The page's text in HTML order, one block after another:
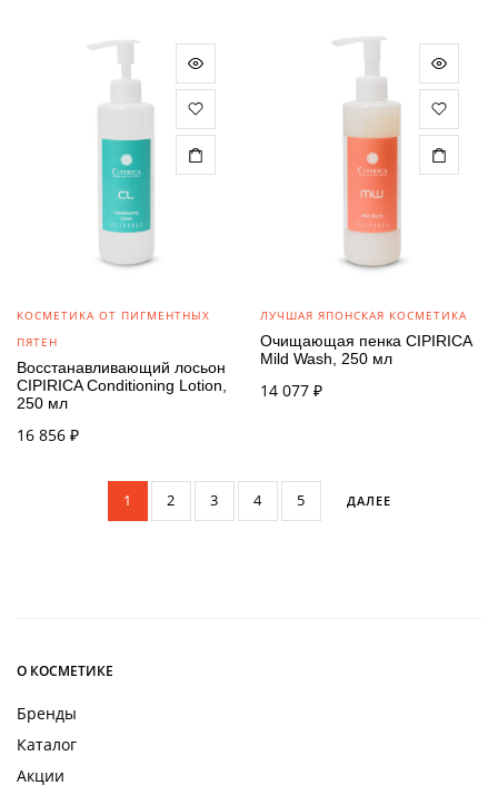
КОСМЕТИКА ОТ ПИГМЕНТНЫХ
ПЯТЕН
Восстанавливающий лосьон
CIPIRICA Conditioning Lotion,
250 мл
16 856 ₽
ЛУЧШАЯ ЯПОНСКАЯ КОСМЕТИКА
Очищающая пенка CIPIRICA
Mild Wash, 250 мл
14 077 ₽
1 2 3 4 5 ДАЛЕЕ
О КОСМЕТИКЕ
Бренды
Каталог
Акции